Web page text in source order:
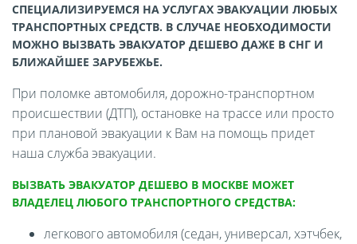
СПЕЦИАЛИЗИРУЕМСЯ НА УСЛУГАХ ЭВАКУАЦИИ ЛЮБЫХ
ТРАНСПОРТНЫХ СРЕДСТВ. В СЛУЧАЕ НЕОБХОДИМОСТИ
МОЖНО ВЫЗВАТЬ ЭВАКУАТОР ДЕШЕВО ДАЖЕ В СНГ И
БЛИЖАЙШЕЕ ЗАРУБЕЖЬЕ.
При поломке автомобиля, дорожно-транспортном
происшествии (ДТП), остановке на трассе или просто
при плановой эвакуации к Вам на помощь придет
наша служба эвакуации.
ВЫЗВАТЬ ЭВАКУАТОР ДЕШЕВО В МОСКВЕ МОЖЕТ
ВЛАДЕЛЕЦ ЛЮБОГО ТРАНСПОРТНОГО СРЕДСТВА:
легкового автомобиля (седан, универсал, хэтчбек,